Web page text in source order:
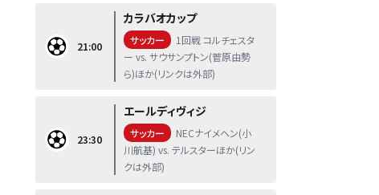
21:00
カラバオカップ
サッカー
1回戦 コルチェスタ
ー vs. サウサンプトン(菅原由勢
ら)ほか(リンクは外部)
23:30
エールディヴィジ
サッカー
NECナイメヘン(小
川航基) vs. テルスターほか(リン
クは外部)